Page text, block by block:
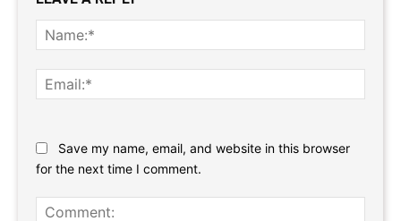
Save my name, email, and website in this browser
for the next time I comment.